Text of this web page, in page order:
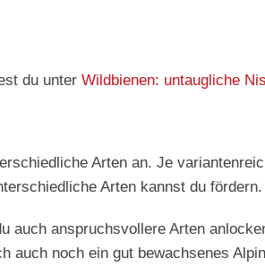
du unter Wildbienen: untaugliche
Arten an. Je
Arten kannst du fördern.
auch anspruchsvollere Arten
auch noch ein gut bewachsenes